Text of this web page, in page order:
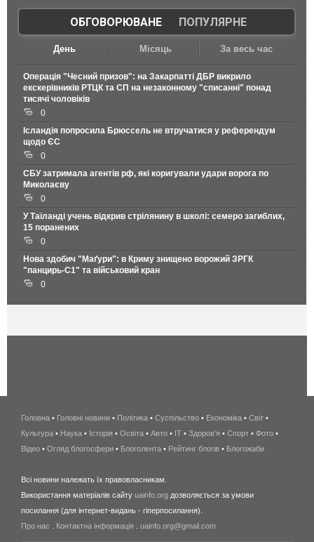
ОБГОВОРЮВАНЕ| ПОПУЛЯРНЕ
День Місяць За весь час
Операція "Чесний призов": на Закарпатті ДБР викрило
екскерівників РТЦК та СП на незаконному "списанні" понад
тисячі чоловіків
0
Ісландія попросила Брюссель не втручатися у референдум
щодо ЄС
0
СБУ затримала агентів рф, які коригували удари ворога по
Миколаєву
0
У Таїланді учень відкрив стрілянину в школі: семеро загиблих,
15 поранених
0
Нова здобич "Маґури": в Криму знищено ворожий ЗРГК
"панцирь-С1" та військовий кран
0
беспроводной
интернет
киев
wimax
в
Головна • Головні новини • Політика • Суспільство • Економіка • Світ •
Культура • Наука • Історія • Освіта • Авто • IT • Здоров'я • Спорт • Фото •
Відео • Огляд блогосфери • Блоголента • Рейтинг блогів • Блогожаби
Всі новини належать їх правовласникам.
Використання матеріалів сайту uainfo.org дозволяється за умови
посилання (для інтернет-видань - гіперпосилання).
Про нас
Контактна інформація uainfo.org@gmail.com